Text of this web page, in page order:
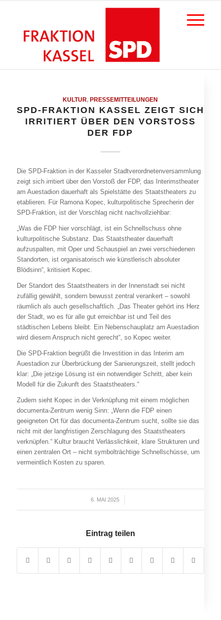
KULTUR,PRESSEMITTEILUNGEN
SPD-FRAKTION KASSEL ZEIGT SICH
IRRITIERT ÜBER DEN VORSTOSS D
ER FDP
Die SPD-Fraktion in der Kasseler Stadtverordnetenversammlung
zeigt sich irritiert über den Vorstoß der FDP, das Interimstheater
am Auestadion dauerhaft als Spielstätte des Staatstheaters zu
etablieren. Für Ramona Kopec, kulturpolitische Sprecherin der
SPD-Fraktion, ist der Vorschlag nicht nachvollziehbar:
„Was die FDP hier vorschlägt, ist ein Schnellschuss ohne
kulturpolitische Substanz. Das Staatstheater dauerhaft
aufzuspalten, mit Oper und Schauspiel an zwei verschiedenen
Standorten, ist organisatorisch wie künstlerisch absoluter
Blödsinn“, kritisiert Kopec.
Der Standort des Staatstheaters in der Innenstadt sei nicht
zufällig gewählt, sondern bewusst zentral verankert – sowohl
räumlich als auch gesellschaftlich. „Das Theater gehört ins Herz
der Stadt, wo es für alle gut erreichbar ist und Teil des
städtischen Lebens bleibt. Ein Nebenschauplatz am Auestadion
wird diesem Anspruch nicht gerecht“, so Kopec weiter.
Die SPD-Fraktion begrüßt die Investition in das Interim am
Auestadion zur Überbrückung der Sanierungszeit, stellt jedoch
klar: „Die jetzige Lösung ist ein notwendiger Schritt, aber kein
Modell für die Zukunft des Staatstheaters.“
Zudem sieht Kopec in der Verknüpfung mit einem möglichen
documenta-Zentrum wenig Sinn: „Wenn die FDP einen
geeigneten Ort für das documenta-Zentrum sucht, sollte sie das
nicht mit der langfristigen Zerschlagung des Staatstheaters
verknüpfen.“ Kultur braucht Verlässlichkeit, klare Strukturen und
einen zentralen Ort – nicht symbolträchtige Schnellschüsse, um
vermeintlich Kosten zu sparen.
6. MAI 2025
/
Eintrag teilen